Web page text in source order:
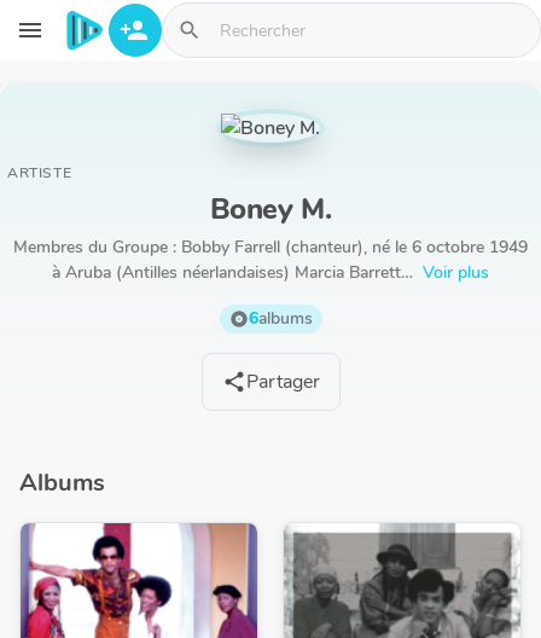
Aller au contenu principal
menu person_add search
ARTISTE
Boney M.
Membres du Groupe : Bobby Farrell (chanteur), né le 6 octobre 1949
à Aruba (Antilles néerlandaises) Marcia Barrett… Voir plus
album6albums
sharePartager
Albums